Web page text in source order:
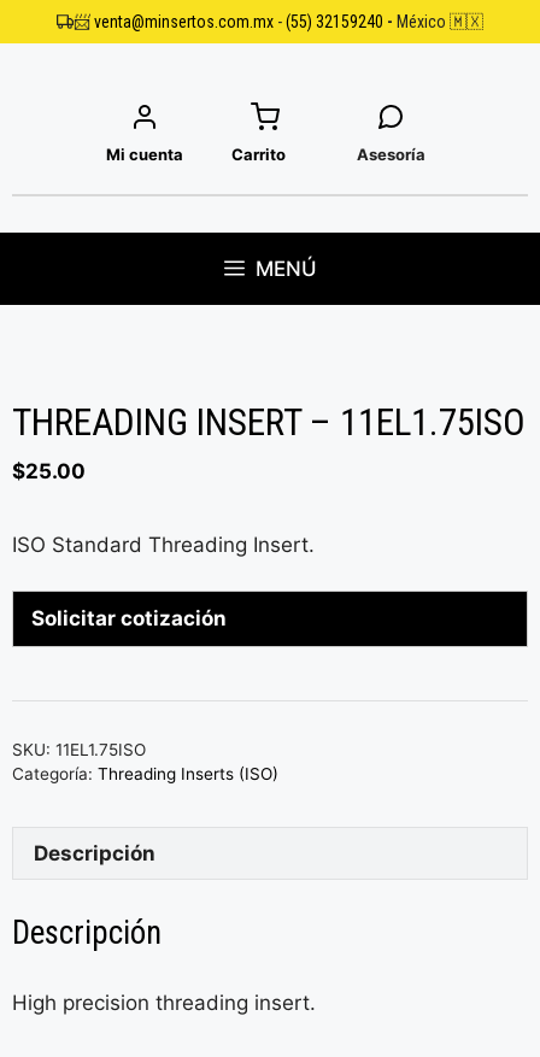
al
📨venta@minsertos.com.mx -(55) 32159240 - México 🇲🇽
Mi cuenta Carrito Asesoría
MENÚ
THREADING INSERT – 11EL1.75ISO
$25.00
ISO Standard Threading Insert.
Solicitar cotización
SKU: 11EL1.75ISO
Categoría: Threading Inserts (ISO)
Descripción
Descripción
High precision threading insert.